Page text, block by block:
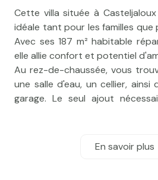
Cette villa située à
idéale tant pour les familles que
Avec ses 187 m² habitable
elle allie confort et potentiel
Au rez-de-chaussée, vous
une salle d'eau, un cellier,
garage. Le seul ajout
envisageable de créer deux
quelques travaux
En savoir plus